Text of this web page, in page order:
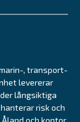
, transport-
levererar
långsiktiga
risk och
och kontor